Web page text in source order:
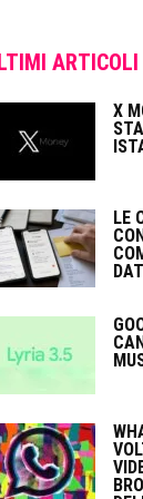
ARTICOLI
X
LE